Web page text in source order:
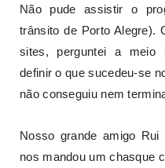
Não pude assistir o
trânsito de Porto Alegre).
sites, perguntei a meio
definir o que sucedeu-se
não conseguiu nem
Nosso grande amigo
nos mandou um chasque